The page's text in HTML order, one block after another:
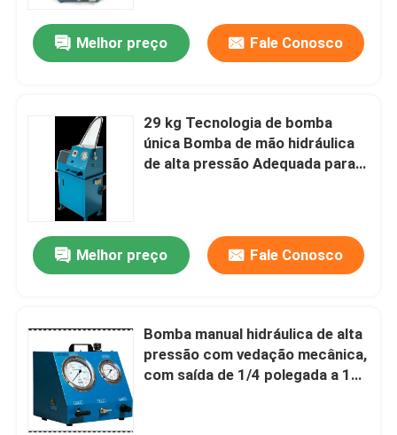
Melhor preço Fale Conosco
29 kg Tecnologia de bomba
única Bomba de mão hidráulica
de alta pressão Adequada para
Melhor preço Fale Conosco
Bomba manual hidráulica de alta
pressão com vedação mecânica,
com saída de 1/4 polegada a 1